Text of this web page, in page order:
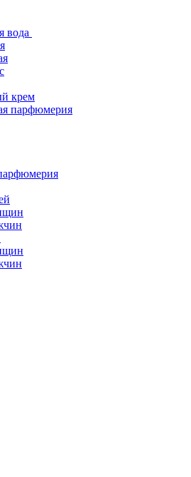
вода
крем
парфюмерия